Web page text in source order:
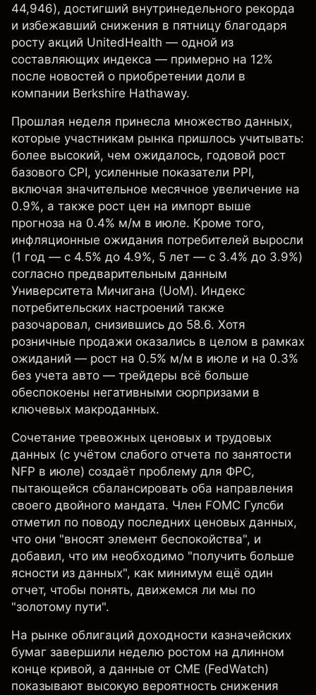
44,946), достигший внутринедельного рекорда
и избежавший снижения в пятницу благодаря
росту акций UnitedHealth — одной из
составляющих индекса — примерно на 12%
после новостей о приобретении доли в
компании Berkshire Hathaway.
Прошлая неделя принесла множество данных,
которые участникам рынка пришлось учитывать:
более высокий, чем ожидалось, годовой рост
базового CPI, усиленные показатели PPI,
включая значительное месячное увеличение на
0.9%, а также рост цен на импорт выше
прогноза на 0.4% м/м в июле. Кроме того,
инфляционные ожидания потребителей выросли
(1 год — с 4.5% до 4.9%, 5 лет — с 3.4% до 3.9%)
согласно предварительным данным
Университета Мичигана (UoM). Индекс
потребительских настроений также
разочаровал, снизившись до 58.6. Хотя
розничные продажи оказались в целом в рамках
ожиданий — рост на 0.5% м/м в июле и на 0.3%
без учета авто — трейдеры всё больше
обеспокоены негативными сюрпризами в
ключевых макроданных.
Сочетание тревожных ценовых и трудовых
данных (с учётом слабого отчета по занятости
NFP в июле) создаёт проблему для ФРС,
пытающейся сбалансировать оба направления
своего двойного мандата. Член FOMC Гулсби
отметил по поводу последних ценовых данных,
что они "вносят элемент беспокойства", и
добавил, что им необходимо "получить больше
ясности из данных", как минимум ещё один
отчет, чтобы понять, движемся ли мы по
"золотому пути".
На рынке облигаций доходности казначейских
бумаг завершили неделю ростом на длинном
конце кривой, а данные от CME (FedWatch)
показывают высокую вероятность снижения